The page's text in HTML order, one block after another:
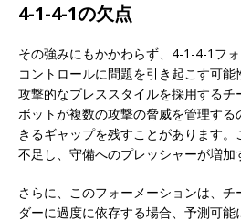
4-1-4-1の欠点
その強みにもかかわらず、4-1-4-1フ
コントロールに問題を引き起こす可
攻撃的なプレススタイルを採用する
ボットが複数の攻撃の脅威を管理す
きるギャップを残すことがあります
不足し、守備へのプレッシャーが増加
さらに、このフォーメーションは、
ダーに過度に依存する場合、予測可能